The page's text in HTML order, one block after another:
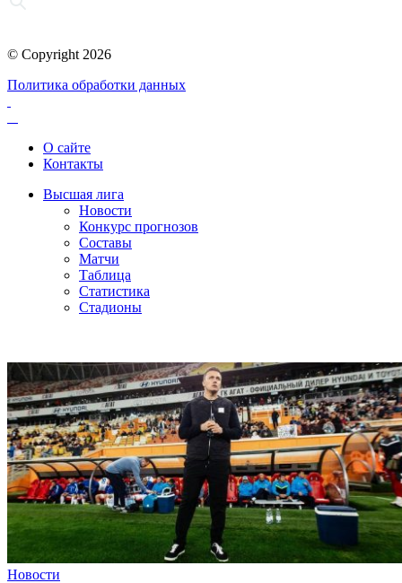
© Copyright 2026
Политика обработки данных
О сайте
Контакты
Высшая лига
Новости
Конкурс прогнозов
Составы
Матчи
Таблица
Статистика
Стадионы
Новости